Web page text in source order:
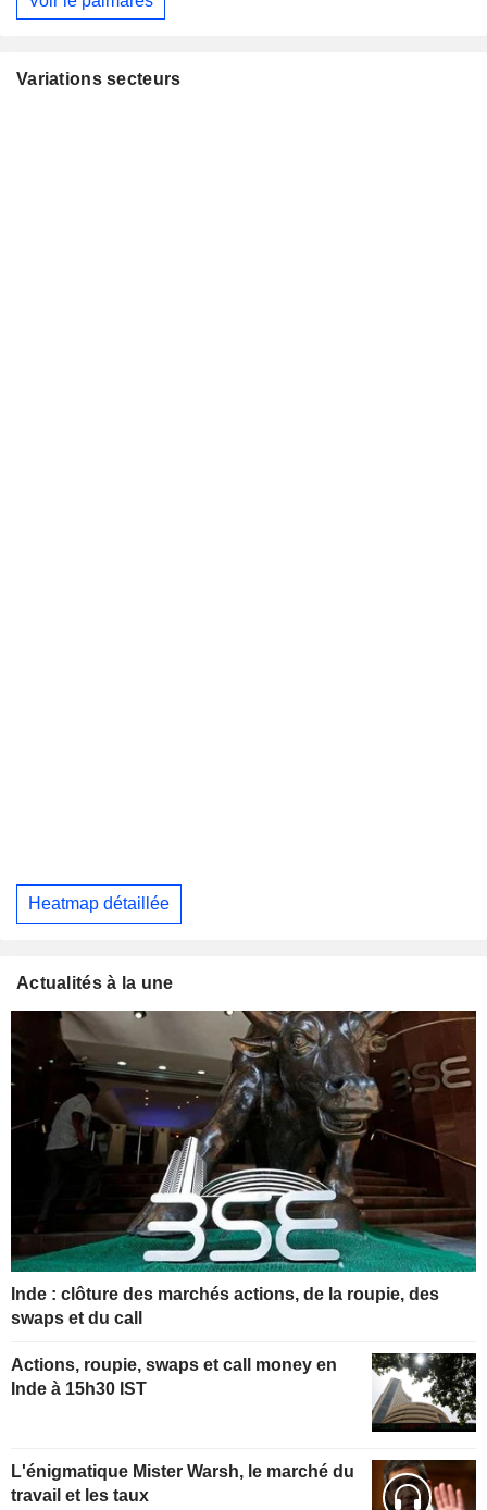
Variations secteurs
Heatmap détaillée
Actualités à la une
Inde : clôture des marchés actions, de la roupie, des
swaps et du call
Actions, roupie, swaps et call money en
Inde à 15h30 IST
L'énigmatique Mister Warsh, le marché du
travail et les taux